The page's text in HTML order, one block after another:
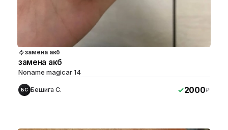
замена акб
замена акб
Noname magicar 14
БС Бешига С. 2000₽